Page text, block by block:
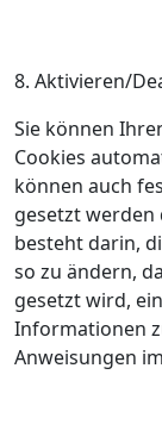
8. Aktivieren/
Sie können
Cookies
können auch
gesetzt
besteht darin,
so zu ändern,
gesetzt wird,
Informationen
Anweisungen